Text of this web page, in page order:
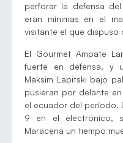
perforar la defensa
eran mínimas en el
visitante el que dispuso
El Gourmet Ampate
fuerte en defensa, y
Maksim Lapitski bajo
pusieran por delante
el ecuador del período.
9 en el electrónico,
Maracena un tiempo